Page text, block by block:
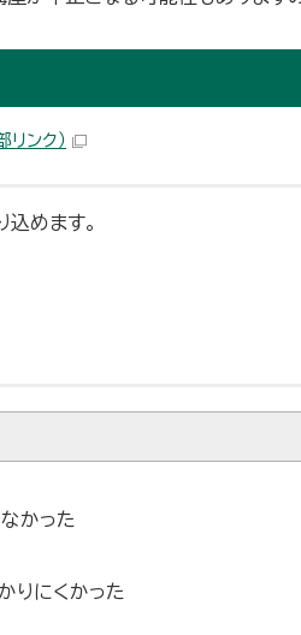
リンク）
めます。
かった
りにくかった